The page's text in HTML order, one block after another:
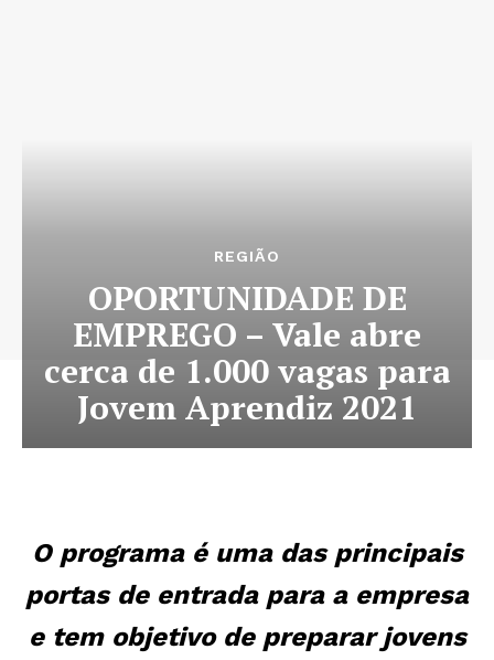
REGIÃO
OPORTUNIDADE DE
EMPREGO – Vale abre
cerca de 1.000 vagas para
Jovem Aprendiz 2021
O programa é uma das principais
portas de entrada para a empresa
e tem objetivo de preparar jovens